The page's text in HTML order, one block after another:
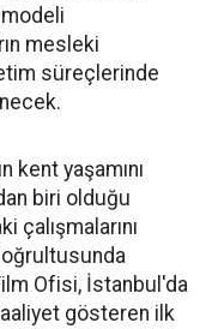
mesleki
süreçlerinde
kent yaşamını
biri olduğu
çalışmalarını
Ofisi, İstanbul'da
gösteren ilk